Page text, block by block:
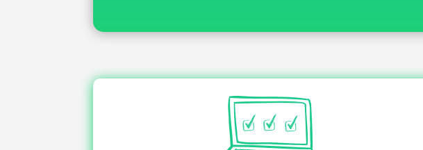
Une fois l’inscription validée
, vous recevez par e-mail une
ainsi que les documents
dématérialisés
convention, convocation, facture, feuille de présence et